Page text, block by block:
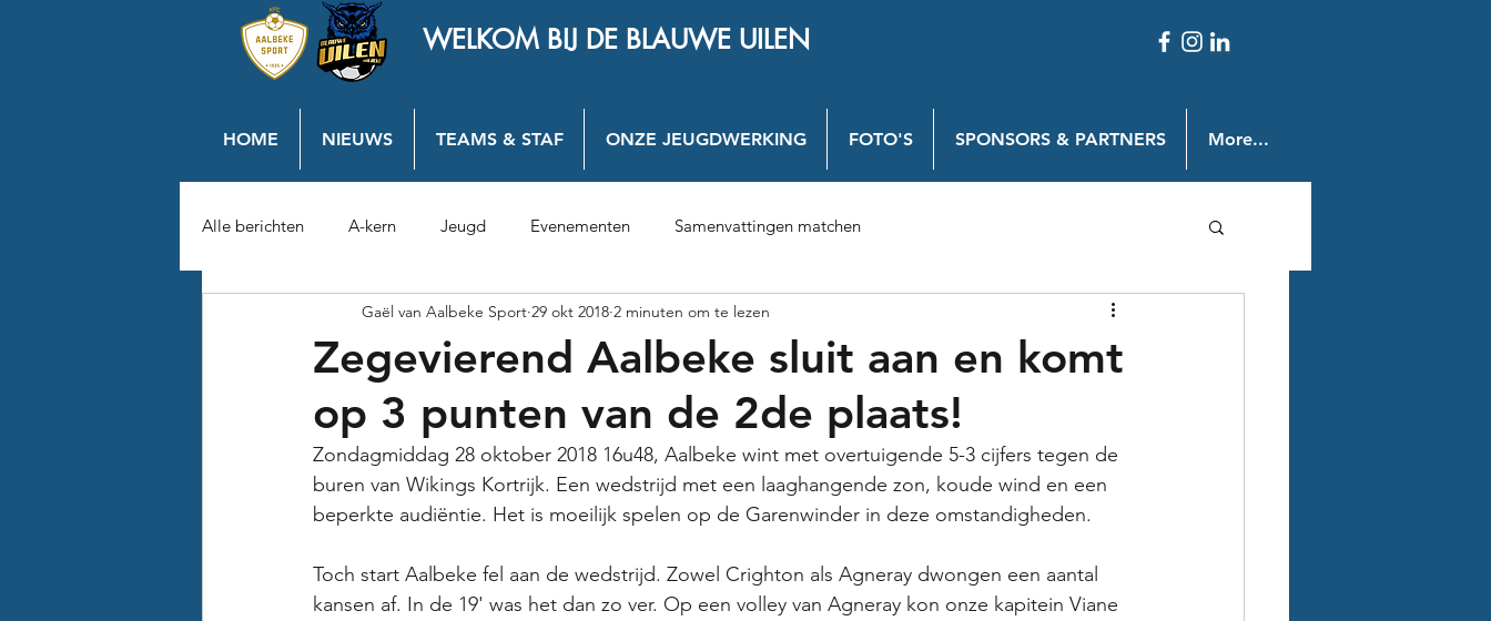
WELKOM BIJ DE BLAUWE UILEN
HOME NIEUWS TEAMS & STAF ONZE JEUGDWERKING FOTO'S SPONSORS & PARTNERS More...
Alle berichten A-kern Jeugd Evenementen Samenvattingen matchen
Zegevierend Aalbeke sluit aan en komt
op 3 punten van de 2de plaats!
Gaël van Aalbeke Sport 29 okt 2018 2 minuten om te lezen
Zondagmiddag 28 oktober 2018 16u48, Aalbeke wint met overtuigende 5-3 cijfers tegen de
buren van Wikings Kortrijk. Een wedstrijd met een laaghangende zon, koude wind en een
beperkte audiëntie. Het is moeilijk spelen op de Garenwinder in deze omstandigheden.
Toch start Aalbeke fel aan de wedstrijd. Zowel Crighton als Agneray dwongen een aantal
kansen af. In de 19' was het dan zo ver. Op een volley van Agneray kon onze kapitein Viane